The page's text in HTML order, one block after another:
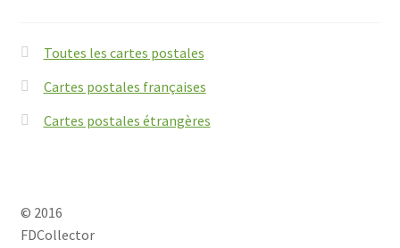
Toutes les cartes postales
Cartes postales françaises
Cartes postales étrangères
© 2016
FDCollector